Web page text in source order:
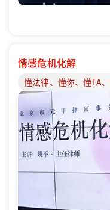
情感危机化解